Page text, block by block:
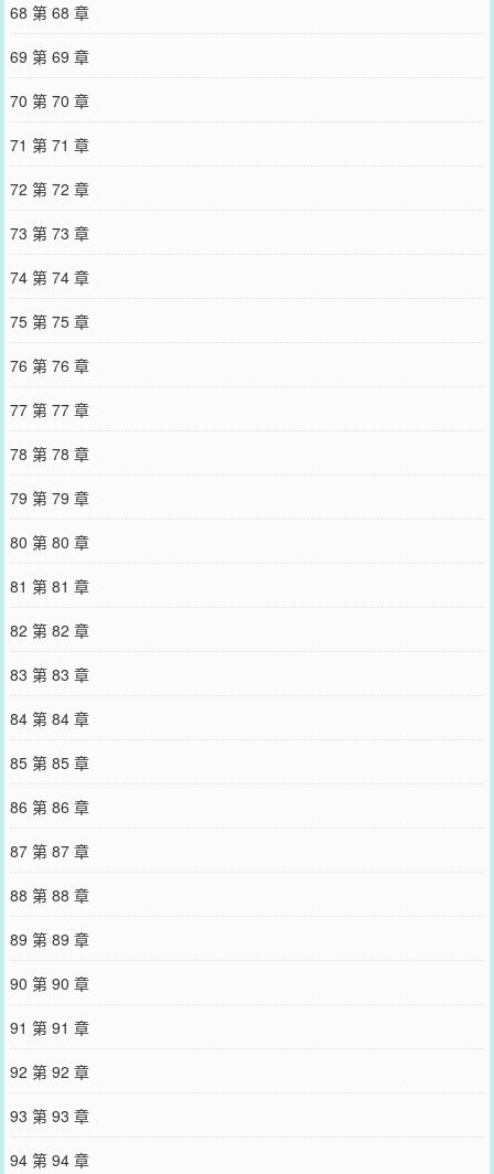
68 第 68 章
69 第 69 章
70 第 70 章
71 第 71 章
72 第 72 章
73 第 73 章
74 第 74 章
75 第 75 章
76 第 76 章
77 第 77 章
78 第 78 章
79 第 79 章
80 第 80 章
81 第 81 章
82 第 82 章
83 第 83 章
84 第 84 章
85 第 85 章
86 第 86 章
87 第 87 章
88 第 88 章
89 第 89 章
90 第 90 章
91 第 91 章
92 第 92 章
93 第 93 章
94 第 94 章